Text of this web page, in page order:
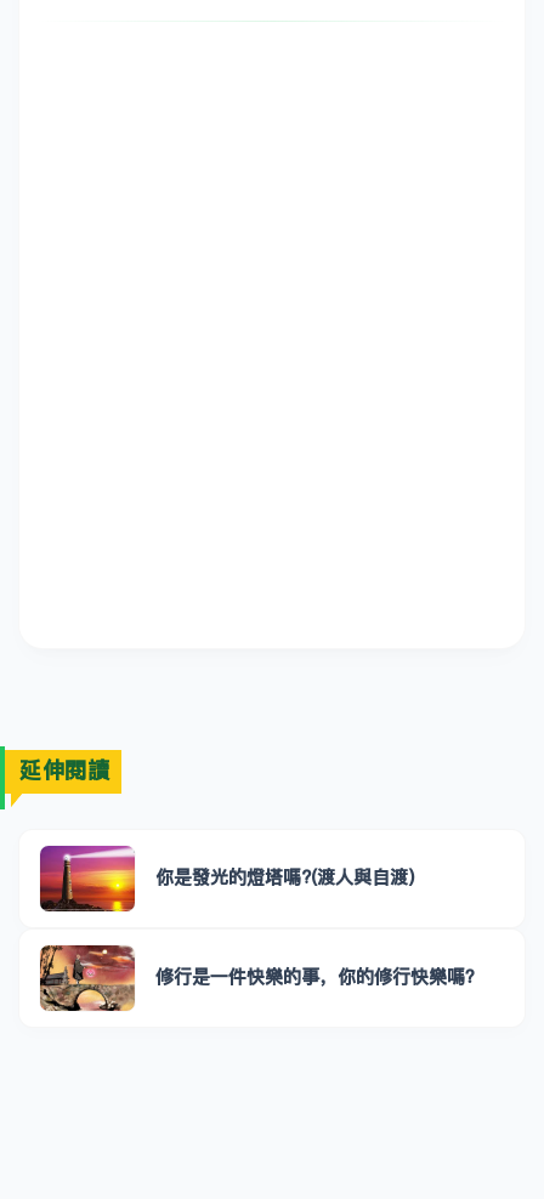
延伸閱讀
你是發光的燈塔嗎?(渡人與自渡)
修行是一件快樂的事，你的修行快樂嗎？